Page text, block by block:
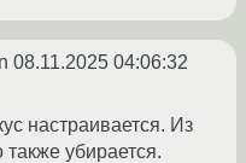
08.11.2025 04:06:32
настраивается. Из
также убирается.